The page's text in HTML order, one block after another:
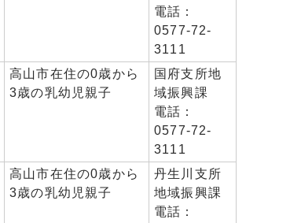
電話：
0577-72-
3111
高山市在住の0歳から
3歳の乳幼児親子
国府支所地
域振興課
電話：
0577-72-
3111
高山市在住の0歳から
3歳の乳幼児親子
丹生川支所
地域振興課
電話：